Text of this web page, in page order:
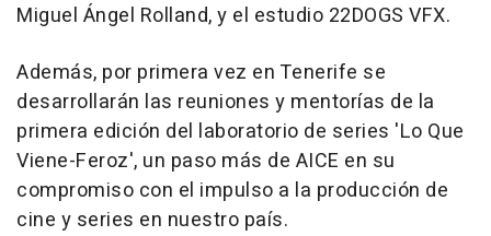
Miguel Ángel Rolland, y el estudio 22DOGS VFX.
Además, por primera vez en Tenerife se
desarrollarán las reuniones y mentorías de la
primera edición del laboratorio de series 'Lo Que
Viene-Feroz', un paso más de AICE en su
compromiso con el impulso a la producción de
cine y series en nuestro país.